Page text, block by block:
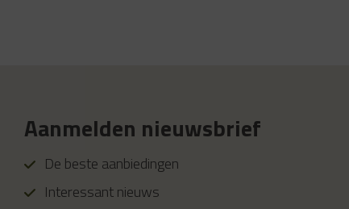
Aanmelden nieuwsbrief
De beste aanbiedingen
Interessant nieuws